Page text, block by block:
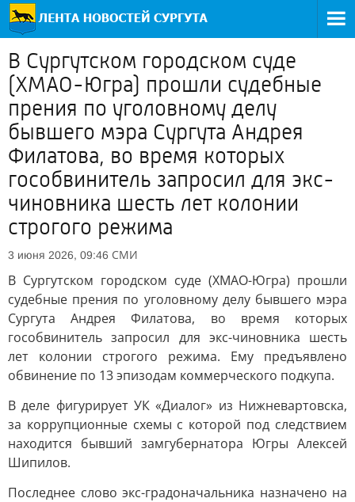
В Сургутском городском суде
(ХМАО-Югра) прошли судебные
прения по уголовному делу
бывшего мэра Сургута Андрея
Филатова, во время которых
гособвинитель запросил для экс-
чиновника шесть лет колонии
строгого режима
3 июня 2026, 09:46 СМИ
В Сургутском городском суде (ХМАО-Югра) прошли
судебные прения по уголовному делу бывшего мэра
Сургута Андрея Филатова, во время которых
гособвинитель запросил для экс-чиновника шесть
лет колонии строгого режима. Ему предъявлено
обвинение по 13 эпизодам коммерческого подкупа.
В деле фигурирует УК «Диалог» из Нижневартовска,
за коррупционные схемы с которой под следствием
находится бывший замгубернатора Югры Алексей
Шипилов.
Последнее слово экс-градоначальника назначено на